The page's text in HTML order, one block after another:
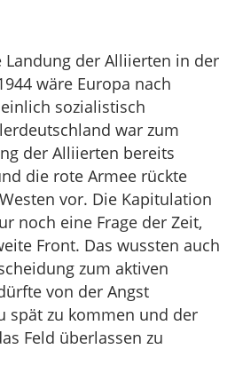
Landung der Alliierten in der
wäre Europa nach
sozialistisch
war zum
der Alliierten bereits
die rote Armee rückte
vor. Die Kapitulation
noch eine Frage der Zeit,
Front. Das wussten auch
zum aktiven
von der Angst
spät zu kommen und der
Feld überlassen zu